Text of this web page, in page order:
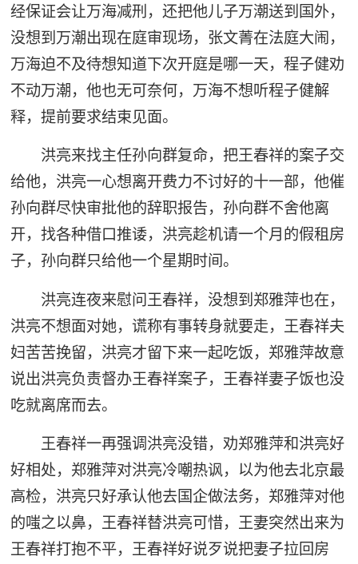
经保证会让万海减刑，还把他儿子万潮送到国外，
没想到万潮出现在庭审现场，张文菁在法庭大闹，
万海迫不及待想知道下次开庭是哪一天，程子健劝
不动万潮，他也无可奈何，万海不想听程子健解
释，提前要求结束见面。
洪亮来找主任孙向群复命，把王春祥的案子交
给他，洪亮一心想离开费力不讨好的十一部，他催
孙向群尽快审批他的辞职报告，孙向群不舍他离
开，找各种借口推诿，洪亮趁机请一个月的假租房
子，孙向群只给他一个星期时间。
洪亮连夜来慰问王春祥，没想到郑雅萍也在，
洪亮不想面对她，谎称有事转身就要走，王春祥夫
妇苦苦挽留，洪亮才留下来一起吃饭，郑雅萍故意
说出洪亮负责督办王春祥案子，王春祥妻子饭也没
吃就离席而去。
王春祥一再强调洪亮没错，劝郑雅萍和洪亮好
好相处，郑雅萍对洪亮冷嘲热讽，以为他去北京最
高检，洪亮只好承认他去国企做法务，郑雅萍对他
的嗤之以鼻，王春祥替洪亮可惜，王妻突然出来为
王春祥打抱不平，王春祥好说歹说把妻子拉回房